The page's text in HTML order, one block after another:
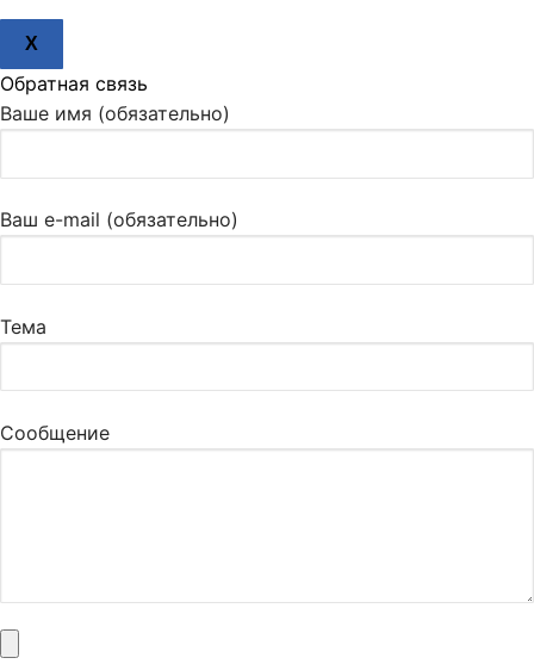
X
Обратная связь
Ваше имя (обязательно)
Ваш e-mail (обязательно)
Тема
Сообщение